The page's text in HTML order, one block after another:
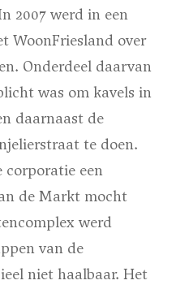
2007 werd in een
WoonFriesland over
Onderdeel daarvan
was om kavels in
daarnaast de
te doen.
corporatie een
de Markt mocht
werd
van de
niet haalbaar. Het